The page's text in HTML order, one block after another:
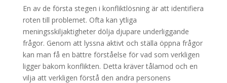
En av de första stegen i konfliktlösning är att identifiera
roten till problemet. Ofta kan ytliga
meningsskiljaktigheter dölja djupare underliggande
frågor. Genom att lyssna aktivt och ställa öppna frågor
kan man få en bättre förståelse för vad som verkligen
ligger bakom konflikten. Detta kräver tålamod och en
vilja att verkligen förstå den andra personens